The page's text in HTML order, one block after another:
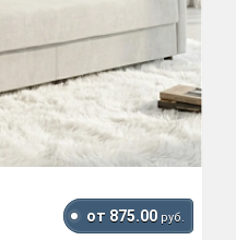
от 875.00 руб.